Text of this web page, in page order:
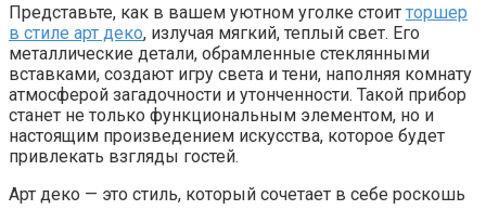
Представьте, как в вашем уютном уголке стоит торшер
в стиле арт деко, излучая мягкий, теплый свет. Его
металлические детали, обрамленные стеклянными
вставками, создают игру света и тени, наполняя комнату
атмосферой загадочности и утонченности. Такой прибор
станет не только функциональным элементом, но и
настоящим произведением искусства, которое будет
привлекать взгляды гостей.
Арт деко — это стиль, который сочетает в себе роскошь